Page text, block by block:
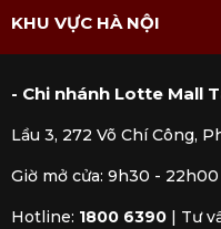
KHU VỰC HÀ NỘI
- Chi nhánh Lotte Mall
Lầu 3, 272 Võ Chí Công,
Giờ mở cửa: 9h30 - 22h00
Hotline: 1800 6390 Tư